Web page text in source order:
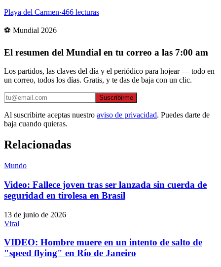
Playa del Carmen·466 lecturas
⚽ Mundial 2026
El resumen del Mundial en tu correo a las 7:00 am
Los partidos, las claves del día y el periódico para hojear — todo en
un correo, todos los días. Gratis, y te das de baja con un clic.
Suscribirme
Al suscribirte aceptas nuestro aviso de privacidad. Puedes darte de
baja cuando quieras.
Relacionadas
Mundo
Video: Fallece joven tras ser lanzada sin cuerda de
seguridad en tirolesa en Brasil
13 de junio de 2026
Viral
VIDEO: Hombre muere en un intento de salto de
"speed flying" en Río de Janeiro